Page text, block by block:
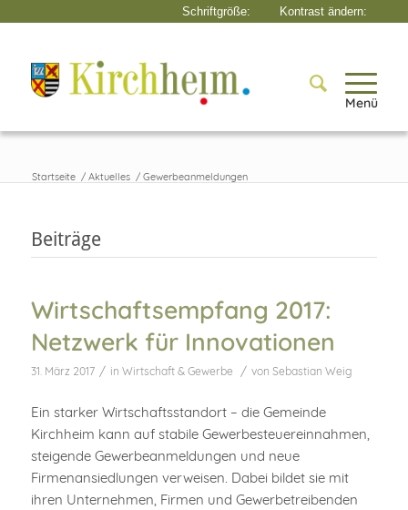
Menü
Startseite / Aktuelles / Gewerbeanmeldungen
Beiträge
Wirtschaftsempfang 2017:
Netzwerk für Innovationen
31. März 2017 / in Wirtschaft & Gewerbe / von Sebastian Weig
Ein starker Wirtschaftsstandort – die Gemeinde
Kirchheim kann auf stabile Gewerbesteuereinnahmen,
steigende Gewerbeanmeldungen und neue
Firmenansiedlungen verweisen. Dabei bildet sie mit
ihren Unternehmen, Firmen und Gewerbetreibenden